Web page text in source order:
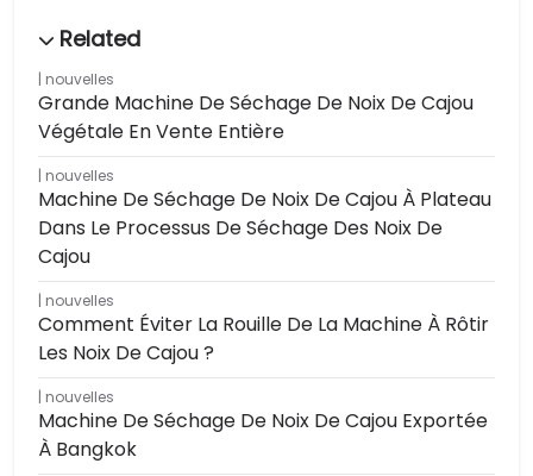
nouvelles
Grande Machine De Séchage De Noix De Cajou
Végétale En Vente Entière
nouvelles
Machine De Séchage De Noix De Cajou À Plateau
Dans Le Processus De Séchage Des Noix De
Cajou
nouvelles
Comment Éviter La Rouille De La Machine À Rôtir
Les Noix De Cajou ?
nouvelles
Machine De Séchage De Noix De Cajou Exportée
À Bangkok